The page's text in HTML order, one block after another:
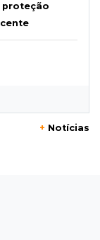
proteção
em
techs
+ Notícias